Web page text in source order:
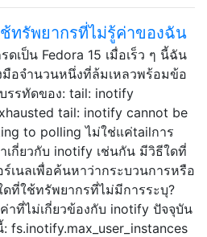
ทรัพยากรที่ไม่รู้ค่าของฉัน
ดเป็น Fedora 15 เมื่อเร็ว ๆ นี้ฉัน
มือจำนวนหนึ่งที่ล้มเหลวพร้อมข้อ
รรทัดของ: tail: inotify
tail: inotify cannot be
to polling ไม่ใช่แค่tailการ
เกี่ยวกับ inotify เช่นกัน มีวิธีใดที่
เนลเพื่อค้นหาว่ากระบวนการหรือ
ดที่ใช้ทรัพยากรที่ไม่มีการระบุ?
าที่ไม่เกี่ยวข้องกับ inotify ปัจจุบัน
fs.inotify.max_user_instances